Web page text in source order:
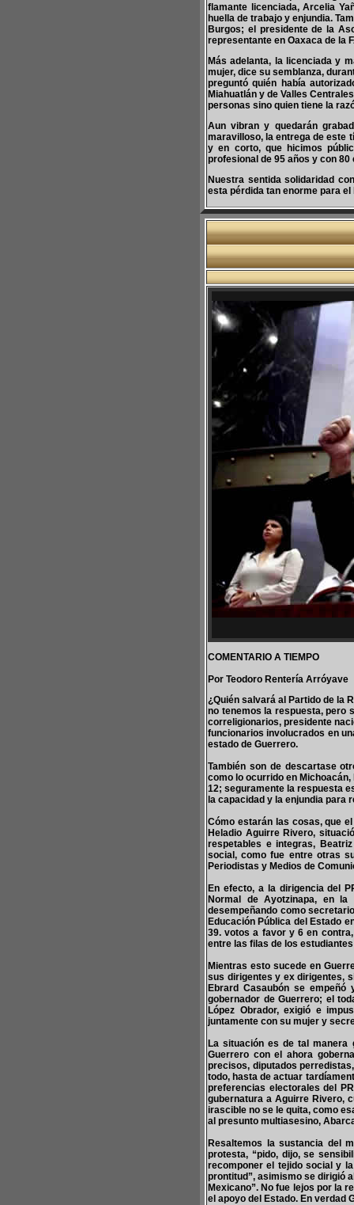
flamante licenciada, Arcelia
huella de trabajo y enjundia.
Burgos; el presidente de la
representante en Oaxaca de la
Más adelanta, la licenciada y
mujer, dice su semblanza,
preguntó quién había
Miahuatlán y de Valles
personas sino quien tiene la
Aun vibran y quedarán
maravilloso, la entrega de este
y en corto, que hicimos
profesional de 95 años y con 80
Nuestra sentida solidaridad
esta pérdida tan enorme para
COMENTARIO A TIEMPO
Por Teodoro Rentería Arróyave
¿Quién salvará al Partido de la
no tenemos la respuesta, pero
correligionarios, presidente
funcionarios involucrados en
estado de Guerrero.
También son de descartase
como lo ocurrido en
12; seguramente la respuesta
la capacidad y la enjundia para
Cómo estarán las cosas, que
Heladio Aguirre Rivero,
respetables e integras,
social, como fue entre otras
Periodistas y Medios de
En efecto, a la dirigencia del
Normal de Ayotzinapa, en
desempeñando como
Educación Pública del Estado
39. votos a favor y 6 en
entre las filas de los
Mientras esto sucede en
sus dirigentes y ex dirigentes,
Ebrard Casaubón se
gobernador de Guerrero; el
López Obrador, exigió e
juntamente con su mujer y
La situación es de tal manera
Guerrero con el ahora
precisos, diputados
todo, hasta de actuar
preferencias electorales del
gubernatura a Aguirre Rivero,
irascible no se le quita, como
al presunto multiasesino,
Resaltemos la sustancia del
protesta, “pido, dijo, se
recomponer el tejido social y
prontitud”, asimismo se dirigió
Mexicano”. No fue lejos por la
el apoyo del Estado. En verdad